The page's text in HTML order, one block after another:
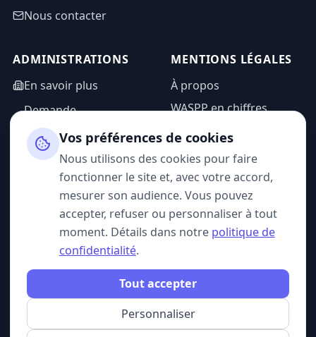
Nous contacter
ADMINISTRATIONS
En savoir plus
Demande
d'information
Espace admin
MENTIONS LÉGALES
À propos
WASPP en chiffres
Mentions légales
Politique de
confidentialité
CGU
SUIVEZ-NOUS
© 2026 WASPP. Tous droits réservés.
Vos préférences de cookies
Nous utilisons des cookies pour faire
fonctionner le site et, avec votre accord,
mesurer son audience. Vous pouvez
accepter, refuser ou personnaliser à tout
moment. Détails dans notre politique de
confidentialité.
Personnaliser
Tout accepter